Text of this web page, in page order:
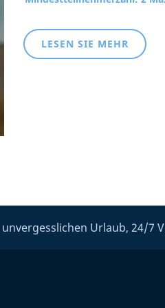
LESEN SIE MEHR
Urlaub, 24/7